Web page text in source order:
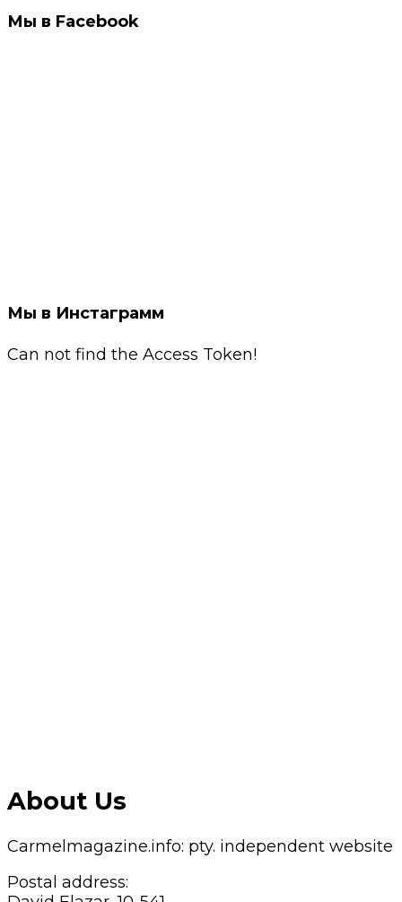
Мы в Facebook
Мы в Инстаграмм
Can not find the Access Token!
About Us
Carmelmagazine.info: pty. independent website
Postal address: